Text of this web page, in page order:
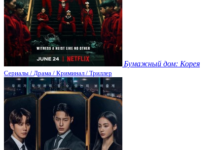
Бумажный дом: Корея
Сериалы / Драма / Криминал / Триллер